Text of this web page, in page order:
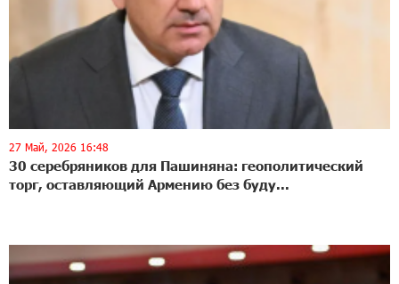
27 Май, 2026 16:48
30 серебряников для Пашиняна: геополитический
торг, оставляющий Армению без буду...